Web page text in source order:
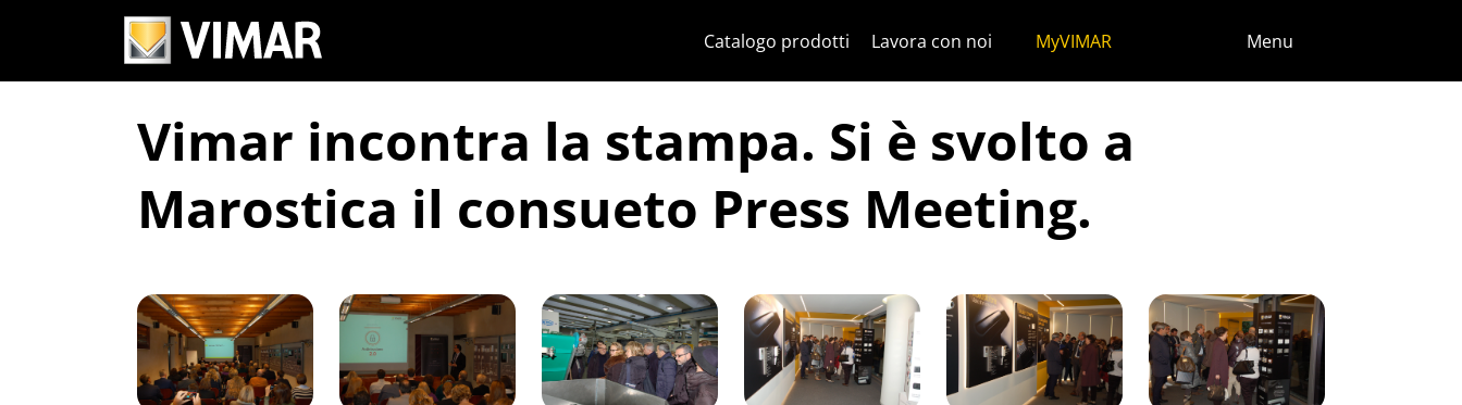
Catalogo prodotti Lavora con noi MyVIMAR Menu
Vimar incontra la stampa. Si è svolto a
Marostica il consueto Press Meeting.